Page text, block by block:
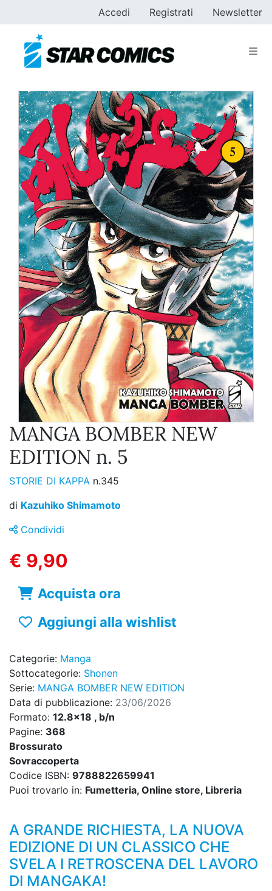
Accedi Registrati Newsletter
MANGA BOMBER NEW
EDITION n. 5
STORIE DI KAPPA n.345
di Kazuhiko Shimamoto
Condividi
€ 9,90
Acquista ora
Aggiungi alla wishlist
Categorie: Manga
Sottocategorie: Shonen
Serie: MANGA BOMBER NEW EDITION
Data di pubblicazione: 23/06/2026
Formato: 12.8x18 , b/n
Pagine: 368
Brossurato
Sovraccoperta
Codice ISBN: 9788822659941
Puoi trovarlo in: Fumetteria, Online store, Libreria
A GRANDE RICHIESTA, LA NUOVA
EDIZIONE DI UN CLASSICO CHE
SVELA I RETROSCENA DEL LAVORO
DI MANGAKA!